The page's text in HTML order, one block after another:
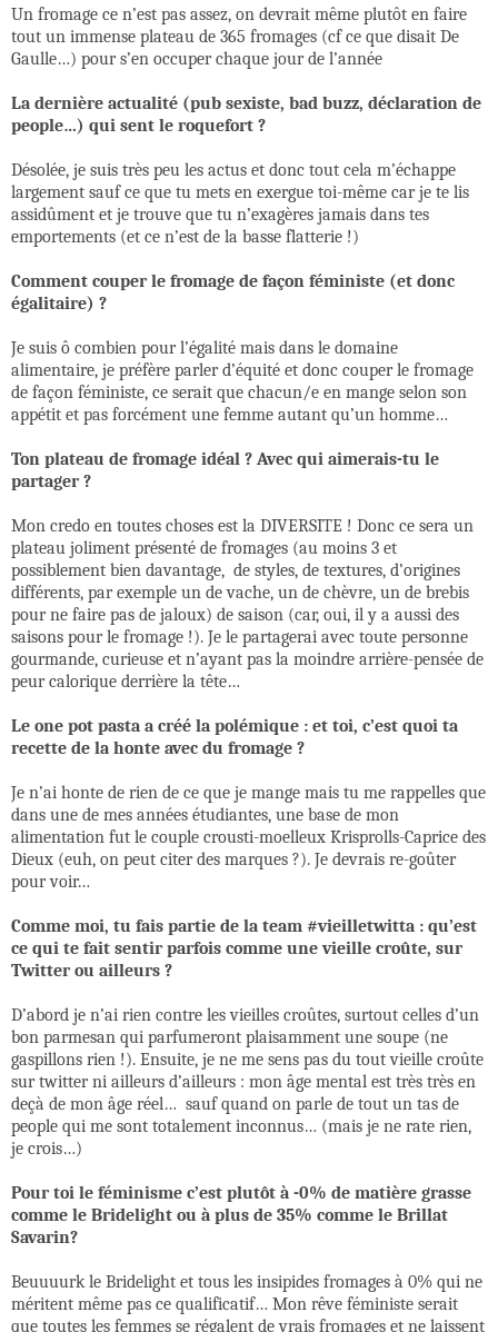
Un fromage ce n’est pas assez, on devrait même plutôt en faire
tout un immense plateau de 365 fromages (cf ce que disait De
Gaulle…) pour s’en occuper chaque jour de l’année
La dernière actualité (pub sexiste, bad buzz, déclaration de
people…) qui sent le roquefort ?
Désolée, je suis très peu les actus et donc tout cela m’échappe
largement sauf ce que tu mets en exergue toi-même car je te lis
assidûment et je trouve que tu n’exagères jamais dans tes
emportements (et ce n’est de la basse flatterie !)
Comment couper le fromage de façon féministe (et donc
égalitaire) ?
Je suis ô combien pour l’égalité mais dans le domaine
alimentaire, je préfère parler d’équité et donc couper le fromage
de façon féministe, ce serait que chacun/e en mange selon son
appétit et pas forcément une femme autant qu’un homme…
Ton plateau de fromage idéal ? Avec qui aimerais-tu le
partager ?
Mon credo en toutes choses est la DIVERSITE ! Donc ce sera un
plateau joliment présenté de fromages (au moins 3 et
possiblement bien davantage, de styles, de textures, d’origines
différents, par exemple un de vache, un de chèvre, un de brebis
pour ne faire pas de jaloux) de saison (car, oui, il y a aussi des
saisons pour le fromage !). Je le partagerai avec toute personne
gourmande, curieuse et n’ayant pas la moindre arrière-pensée de
peur calorique derrière la tête…
Le one pot pasta a créé la polémique : et toi, c’est quoi ta
recette de la honte avec du fromage ?
Je n’ai honte de rien de ce que je mange mais tu me rappelles que
dans une de mes années étudiantes, une base de mon
alimentation fut le couple crousti-moelleux Krisprolls-Caprice des
Dieux (euh, on peut citer des marques ?). Je devrais re-goûter
pour voir…
Comme moi, tu fais partie de la team #vieilletwitta : qu’est
ce qui te fait sentir parfois comme une vieille croûte, sur
Twitter ou ailleurs ?
D’abord je n’ai rien contre les vieilles croûtes, surtout celles d’un
bon parmesan qui parfumeront plaisamment une soupe (ne
gaspillons rien !). Ensuite, je ne me sens pas du tout vieille croûte
sur twitter ni ailleurs d’ailleurs : mon âge mental est très très en
deçà de mon âge réel… sauf quand on parle de tout un tas de
people qui me sont totalement inconnus… (mais je ne rate rien,
je crois…)
Pour toi le féminisme c’est plutôt à -0% de matière grasse
comme le Bridelight ou à plus de 35% comme le Brillat
Savarin?
Beuuuurk le Bridelight et tous les insipides fromages à 0% qui ne
méritent même pas ce qualificatif… Mon rêve féministe serait
que toutes les femmes se régalent de vrais fromages et ne laissent